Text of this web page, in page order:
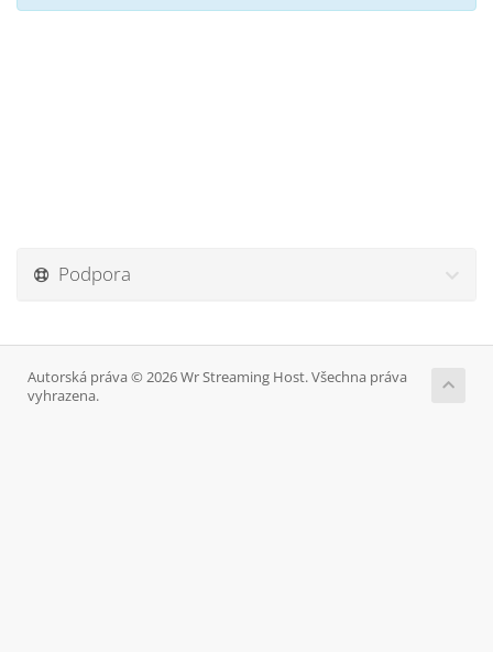
Podpora
Autorská práva © 2026 Wr Streaming Host. Všechna práva
vyhrazena.